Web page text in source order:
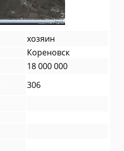
хозяин
Кореновск
18 000 000
306